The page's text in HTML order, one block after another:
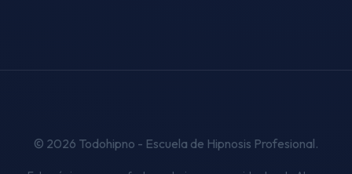
© 2026 Todohipno - Escuela de Hipnosis Profesional.